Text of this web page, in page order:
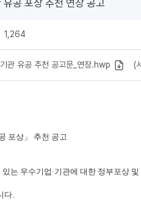
공 포상 추천 연장 공고
1,264
관 유공 추천 공고문_연장.hwp (
포상」 추천 공고
는 우수기업·기관에 대한 정부포상
다.